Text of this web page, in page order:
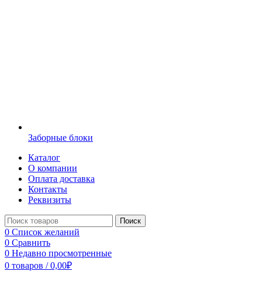
Заборные блоки
Каталог
О компании
Оплата доставка
Контакты
Реквизиты
Поиск
0 Список желаний
0 Сравнить
0 Недавно просмотренные
0 товаров / 0,00₽